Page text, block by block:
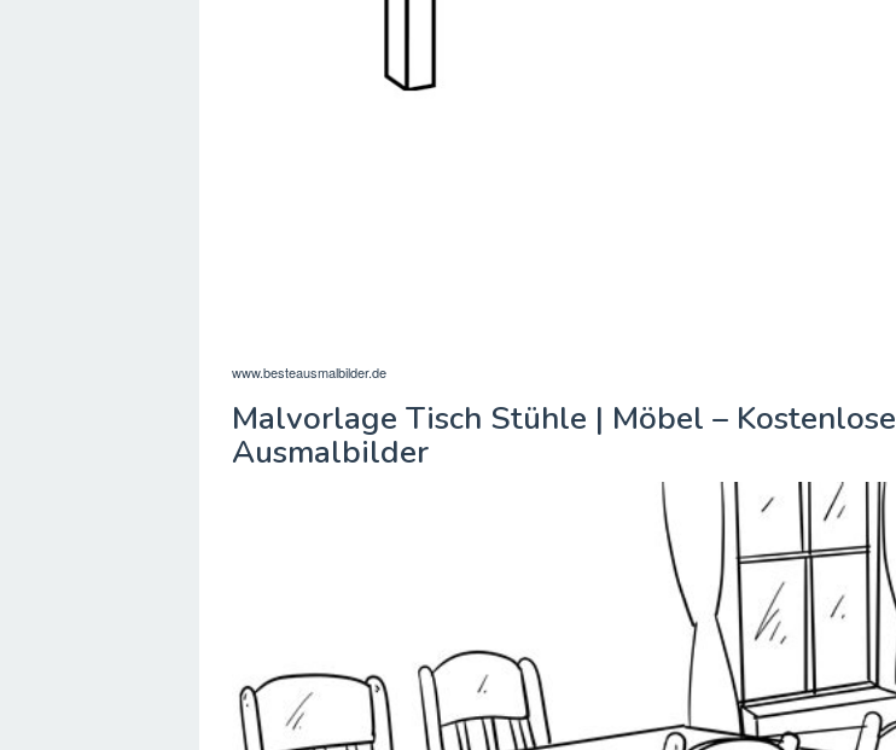
www.besteausmalbilder.de
Malvorlage Tisch Stühle | Möbel – Kostenlose
Ausmalbilder